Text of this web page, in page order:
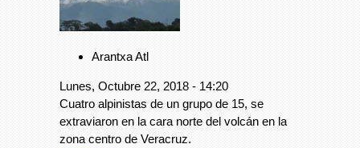
Arantxa Atl
Lunes, Octubre 22, 2018 - 14:20
Cuatro alpinistas de un grupo de 15, se
extraviaron en la cara norte del volcán en la
zona centro de Veracruz.